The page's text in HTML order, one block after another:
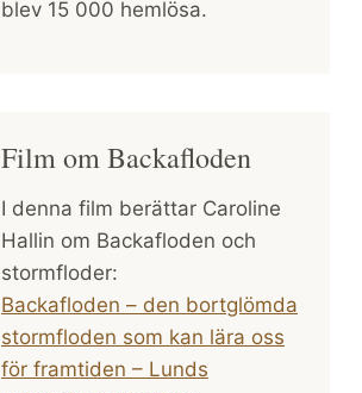
blev 15 000 hemlösa.
Film om Backafloden
I denna film berättar Caroline
Hallin om Backafloden och
stormfloder:
Backafloden – den bortglömda
stormfloden som kan lära oss
för framtiden – Lunds